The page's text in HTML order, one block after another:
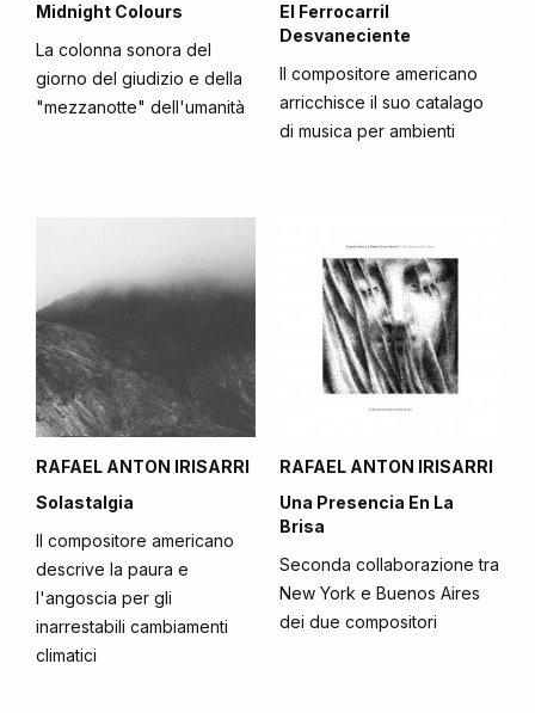
Midnight Colours
La colonna sonora del
giorno del giudizio e della
"mezzanotte" dell'umanità
El Ferrocarril
Desvaneciente
Il compositore americano
arricchisce il suo catalago
di musica per ambienti
RAFAEL ANTON IRISARRI
Solastalgia
Il compositore americano
descrive la paura e
l'angoscia per gli
inarrestabili cambiamenti
climatici
RAFAEL ANTON IRISARRI
Una Presencia En La
Brisa
Seconda collaborazione tra
New York e Buenos Aires
dei due compositori